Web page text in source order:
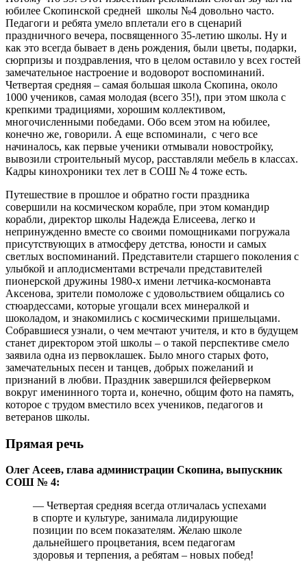
юбилее Скопинской средней школы №4 довольно часто.
Педагоги и ребята умело вплетали его в сценарий
праздничного вечера, посвященного 35-летию школы. Ну и
как это всегда бывает в день рождения, были цветы, подарки,
сюрпризы и поздравления, что в целом оставило у всех гостей
замечательное настроение и водоворот воспоминаний.
Четвертая средняя – самая большая школа Скопина, около
1000 учеников, самая молодая (всего 35!), при этом школа с
крепкими традициями, хорошим коллективом,
многочисленными победами. Обо всем этом на юбилее,
конечно же, говорили. А еще вспоминали, с чего все
начиналось, как первые ученики отмывали новостройку,
вывозили строительный мусор, расставляли мебель в классах.
Кадры кинохроники тех лет в СОШ № 4 тоже есть.
Путешествие в прошлое и обратно гости праздника
совершили на космическом корабле, при этом командир
корабли, директор школы Надежда Елисеева, легко и
непринужденно вместе со своими помощниками погружала
присутствующих в атмосферу детства, юности и самых
светлых воспоминаний. Представители старшего поколения с
улыбкой и аплодисментами встречали представителей
пионерской дружины 1980-х имени летчика-космонавта
Аксенова, зрители помоложе с удовольствием общались со
стюардессами, которые угощали всех минералкой и
шоколадом, и знакомились с космическими пришельцами.
Собравшиеся узнали, о чем мечтают учителя, и кто в будущем
станет директором этой школы – о такой перспективе смело
заявила одна из первоклашек. Было много старых фото,
замечательных песен и танцев, добрых пожеланий и
признаний в любви. Праздник завершился фейерверком
вокруг именинного торта и, конечно, общим фото на память,
которое с трудом вместило всех учеников, педагогов и
ветеранов школы.
Прямая речь
Олег Асеев, глава администрации Скопина, выпускник
СОШ № 4:
— Четвертая средняя всегда отличалась успехами
в спорте и культуре, занимала лидирующие
позиции по всем показателям. Желаю школе
дальнейшего процветания, всем педагогам
здоровья и терпения, а ребятам – новых побед!